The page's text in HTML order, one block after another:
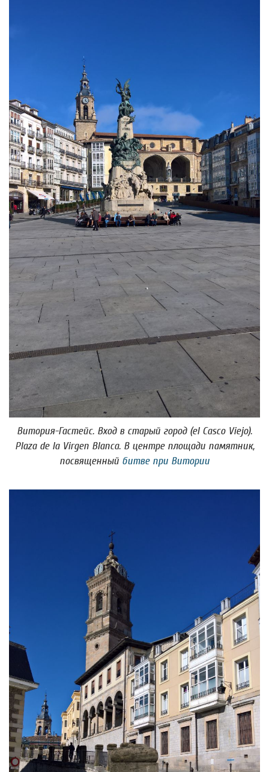
Витория-Гастейс. Вход в старый город (el Casco Viejo).
Plaza de la Virgen Blanca. В центре площади памятник,
посвященный битве при Витории​​​​​